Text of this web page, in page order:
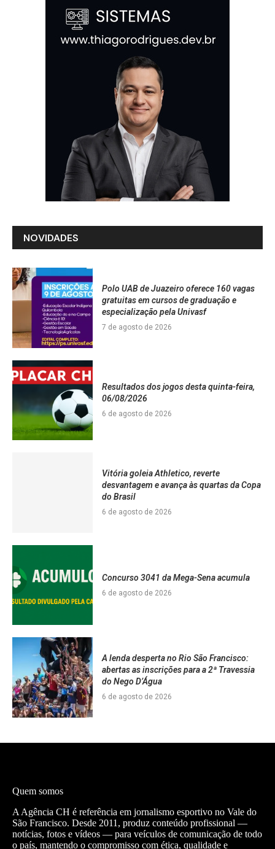
NOVIDADES
Polo UAB de Juazeiro oferece 160 vagas
gratuitas em cursos de graduação e
especialização pela Univasf
7 de agosto de 2026
Resultados dos jogos desta quinta-feira,
06/08/2026
6 de agosto de 2026
Vitória goleia Athletico, reverte
desvantagem e avança às quartas da Copa
do Brasil
6 de agosto de 2026
Concurso 3041 da Mega-Sena acumula
6 de agosto de 2026
A lenda desperta no Rio São Francisco:
abertas as inscrições para a 2ª Travessia
do Nego D’Água
6 de agosto de 2026
Quem somos
A Agência CH é referência em jornalismo esportivo no Vale do
São Francisco. Desde 2011, produz conteúdo profissional —
notícias, fotos e vídeos — para veículos de comunicação de todo
o país, mantendo o compromisso com ética, qualidade e